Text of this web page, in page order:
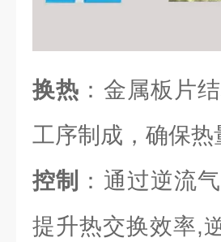
换热 ：金属板片
工序制成，确保
控制
：通过逆流
提升热交换效率,